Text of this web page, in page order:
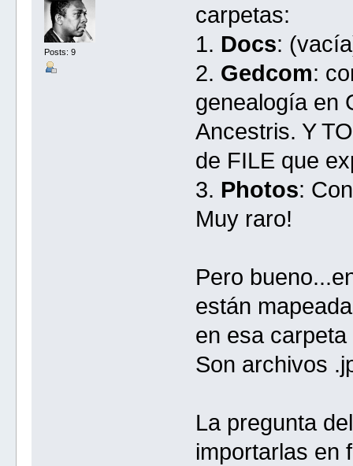
Posts: 9
carpetas:
1. Docs:
2. Gedcom:
genealogía en
Ancestris. Y
de FILE que
3. Photos:
Muy raro!
Pero
están
en esa
Son archivos
La pregunta
importarlas en